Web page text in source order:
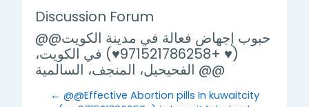
Discussion Forum
@@حبوب إجهاض فعالة في مدينة الكويت
(♥️ +971521786258♥️) في الكويت،
الفحيحيل، المنجف، السالمية @@
← @@Effective Abortion pills In kuwaitcity